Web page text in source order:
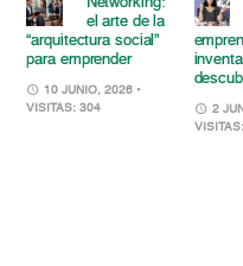
el arte de la
“arquitectura social”
para emprender
10 JUNIO, 2026 •
VISITAS: 304
2